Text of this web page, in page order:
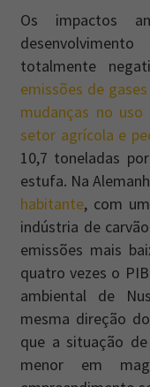
Os impactos
totalmente
emissões de
mudanças no
setor agrícola e
10,7 toneladas
estufa. Na
habitante, com
indústria de
emissões mais
quatro vezes o
ambiental de
mesma direção
que a situação
menor em